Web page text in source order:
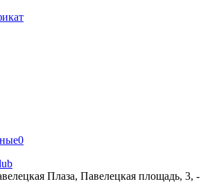
0
Плаза, Павелецкая площадь, 3, -